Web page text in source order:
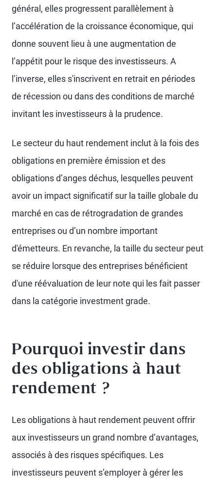
général, elles progressent parallèlement à
l’accélération de la croissance économique, qui
donne souvent lieu à une augmentation de
l’appétit pour le risque des investisseurs. A
l’inverse, elles s'inscrivent en retrait en périodes
de récession ou dans des conditions de marché
invitant les investisseurs à la prudence.
Le secteur du haut rendement inclut à la fois des
obligations en première émission et des
obligations d’anges déchus, lesquelles peuvent
avoir un impact significatif sur la taille globale du
marché en cas de rétrogradation de grandes
entreprises ou d’un nombre important
d'émetteurs. En revanche, la taille du secteur peut
se réduire lorsque des entreprises bénéficient
d'une réévaluation de leur note qui les fait passer
dans la catégorie investment grade.
Pourquoi investir dans
des obligations à haut
rendement ?
Les obligations à haut rendement peuvent offrir
aux investisseurs un grand nombre d’avantages,
associés à des risques spécifiques. Les
investisseurs peuvent s’employer à gérer les